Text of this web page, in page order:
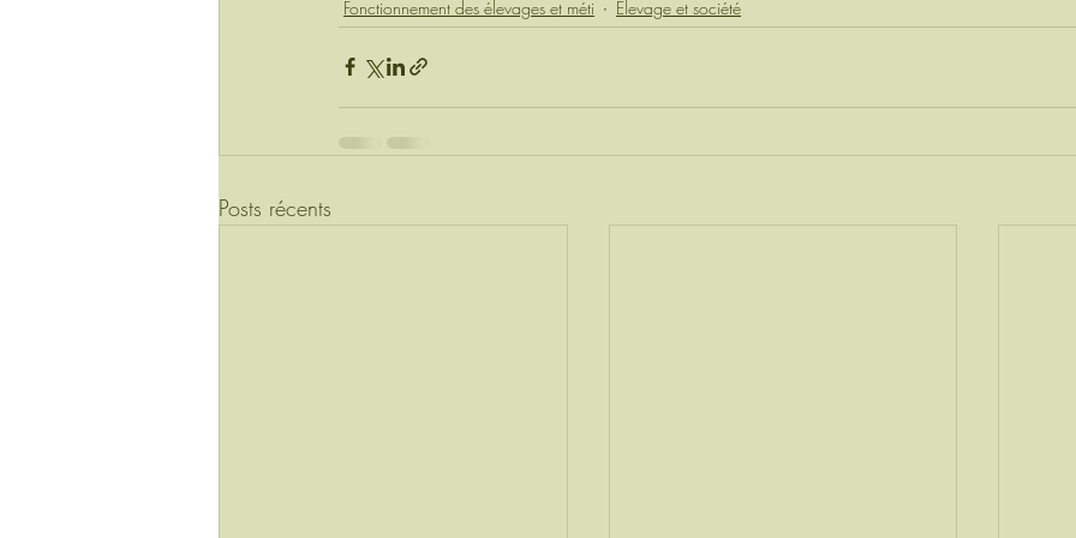
Fonctionnement des élevages et méti Elevage et société
Posts récents